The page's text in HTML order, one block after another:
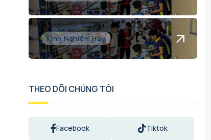
Kinh Nghiệm Hay
THEO DÕI CHÚNG TÔI
Facebook Tiktok